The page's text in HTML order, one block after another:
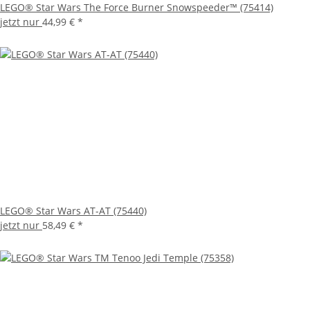
LEGO® Star Wars The Force Burner Snowspeeder™ (75414)
jetzt nur 44,99 € *
LEGO® Star Wars AT-AT (75440)
jetzt nur 58,49 € *